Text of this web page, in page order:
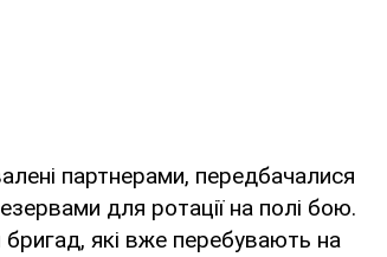
партнерами, передбачалися
для ротації на полі бою.
бригад, які вже перебувають на